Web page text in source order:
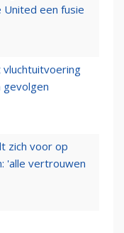
United een fusie
gevolgen
zich voor op
'alle vertrouwen